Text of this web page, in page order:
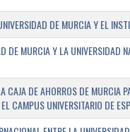
DE MURCIA Y EL
DE MURCIA Y LA UNIVERSIDAD
CAJA DE AHORROS DE MURCIA
CAMPUS UNIVERSITARIO DE